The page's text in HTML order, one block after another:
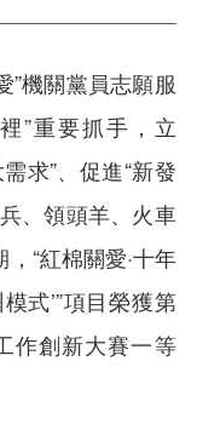
”機關黨員志願服
”重要抓手，立
求”、促進“新發
、領頭羊、火車
“紅棉關愛·十年
式’”項目榮獲第
作創新大賽一等